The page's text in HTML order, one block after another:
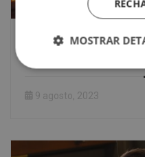
¿Qué es la
9 agosto, 2023
MOSTRAR